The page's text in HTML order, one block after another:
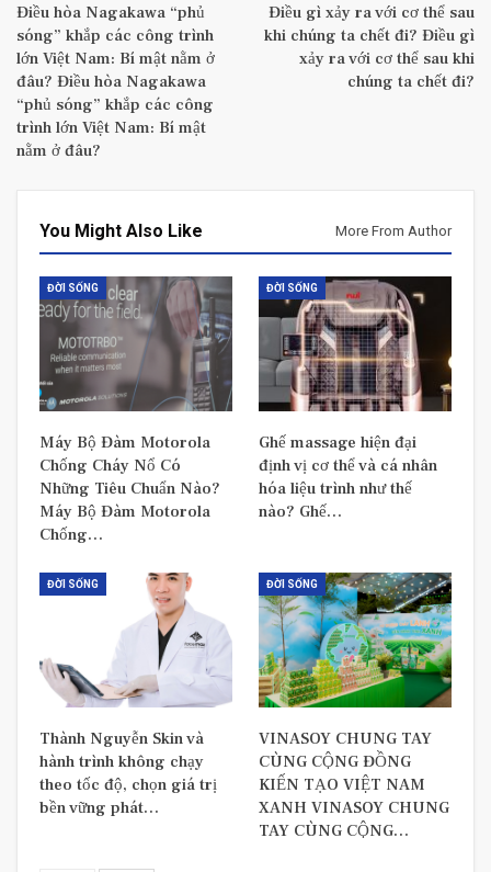
Điều hòa Nagakawa “phủ
sóng” khắp các công trình
lớn Việt Nam: Bí mật nằm ở
đâu? Điều hòa Nagakawa
“phủ sóng” khắp các công
trình lớn Việt Nam: Bí mật
nằm ở đâu?
Điều gì xảy ra với cơ thể sau
khi chúng ta chết đi? Điều gì
xảy ra với cơ thể sau khi
chúng ta chết đi?
You Might Also Like More From Author
ĐỜI SỐNG
Máy Bộ Đàm Motorola
Chống Cháy Nổ Có
Những Tiêu Chuẩn Nào?
Máy Bộ Đàm Motorola
Chống…
ĐỜI SỐNG
Ghế massage hiện đại
định vị cơ thể và cá nhân
hóa liệu trình như thế
nào? Ghế…
ĐỜI SỐNG
Thành Nguyễn Skin và
hành trình không chạy
theo tốc độ, chọn giá trị
bền vững phát…
ĐỜI SỐNG
VINASOY CHUNG TAY
CÙNG CỘNG ĐỒNG
KIẾN TẠO VIỆT NAM
XANH VINASOY CHUNG
TAY CÙNG CỘNG…